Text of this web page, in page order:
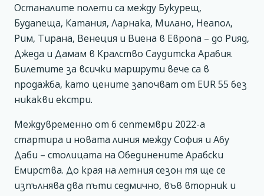
Останалите полети са между Букурещ,
Будапеща, Катания, Ларнака, Милано, Неапол,
Рим, Тирана, Венеция и Виена в Европа – до Рияд,
Джеда и Дамам в Кралство Саудитска Арабия.
Билетите за всички маршрути вече са в
продажба, като цените започват от EUR 55 без
никакви екстри.
Междувременно от 6 септември 2022-а
стартира и новата линия между София и Абу
Даби – столицата на Обединените Арабски
Емирства. До края на летния сезон тя ще се
изпълнява два пъти седмично, във вторник и